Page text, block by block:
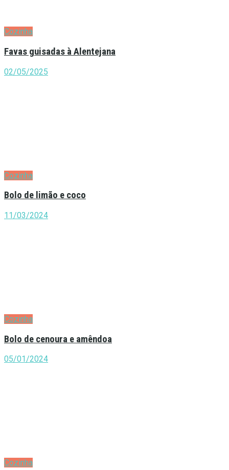
Cozinha
Favas guisadas à Alentejana
02/05/2025
Cozinha
Bolo de limão e coco
11/03/2024
Cozinha
Bolo de cenoura e amêndoa
05/01/2024
Cozinha